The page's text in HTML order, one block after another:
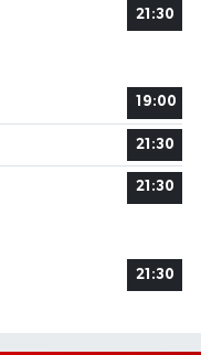
21:30
19:00
21:30
21:30
21:30